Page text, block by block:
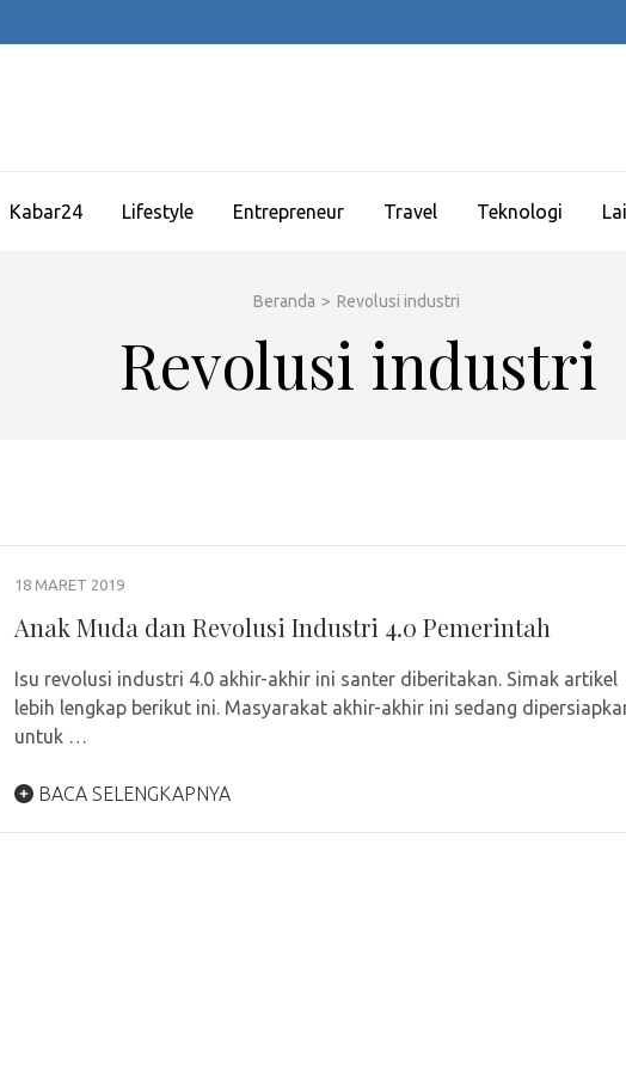
Kabar24 Lifestyle Entrepreneur Travel Teknologi
Beranda > Revolusi industri
Revolusi industri
18 MARET 2019
Anak Muda dan Revolusi Industri 4.0 Pemerintah
Isu revolusi industri 4.0 akhir-akhir ini santer diberitakan. Simak artikel
lebih lengkap berikut ini. Masyarakat akhir-akhir ini sedang
untuk …
BACA SELENGKAPNYA